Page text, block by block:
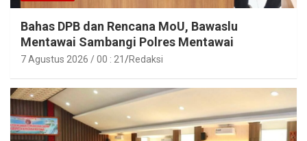
Bahas DPB dan Rencana MoU, Bawaslu
Mentawai Sambangi Polres Mentawai
7 Agustus 2026 / 00 : 21 Redaksi